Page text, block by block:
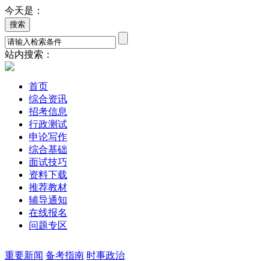
今天是：
站内搜索：
首页
综合资讯
招考信息
行政测试
申论写作
综合基础
面试技巧
资料下载
推荐教材
辅导通知
在线报名
问题专区
重要新闻 备考指南 时事政治